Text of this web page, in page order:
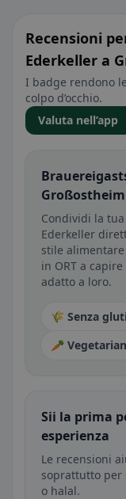
Recensioni
Ederkeller a
I badge rendono
colpo d’occhio.
Valuta nell’app
Condividi la
Ederkeller
stile
in ORT a
adatto a loro.
🌾 Senza
🥕
Sii la prima
esperienza
Le recensioni
soprattutto per
o halal.